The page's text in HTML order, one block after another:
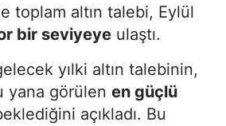
toplam altın talebi, Eylül
bir seviyeye ulaştı.
yılki altın talebinin,
yana görülen en güçlü
açıkladı. Bu